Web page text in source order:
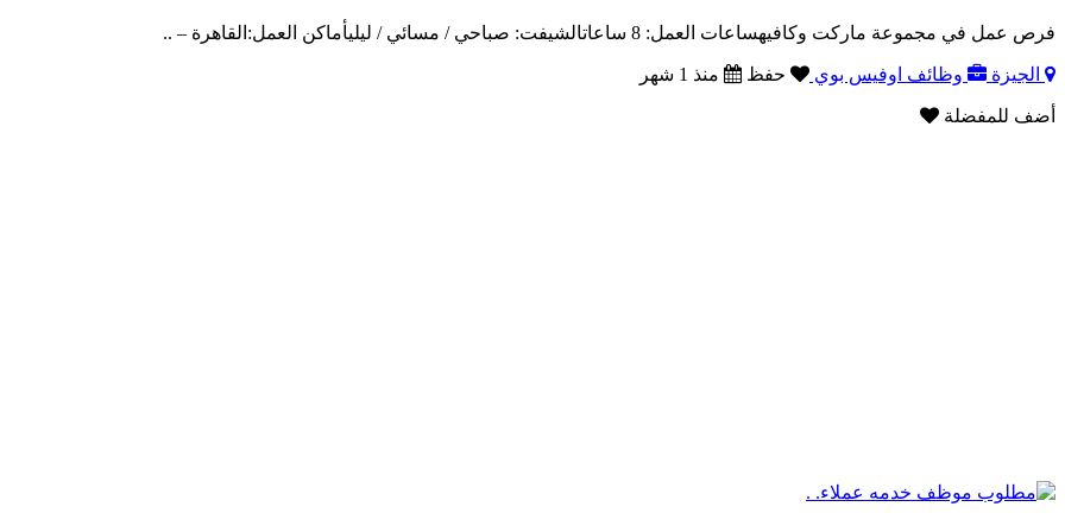
فرص عمل في مجموعة ماركت وكافيهساعات العمل: 8 ساعاتالشيفت: صباحي / مسائي / ليليأماكن العمل:القاهرة – ..
الجيزة وظائف اوفيس بوي حفظ منذ 1 شهر
أضف للمفضلة